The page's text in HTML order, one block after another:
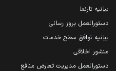
بیانیه تارنما
دستورالعمل بروز رسانی
بیانیه توافق سطح خدمات
منشور اخلاقی
دستورالعمل مدیریت تعارض منافع